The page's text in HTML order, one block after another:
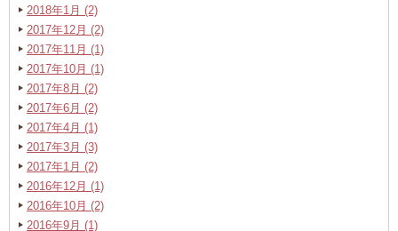
2018年1月 (2)
2017年12月 (2)
2017年11月 (1)
2017年10月 (1)
2017年8月 (2)
2017年6月 (2)
2017年4月 (1)
2017年3月 (3)
2017年1月 (2)
2016年12月 (1)
2016年10月 (2)
2016年9月 (1)